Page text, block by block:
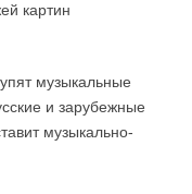
картин
музыкальные
и зарубежные
музыкально-